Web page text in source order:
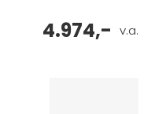
v.a.
4.974,-